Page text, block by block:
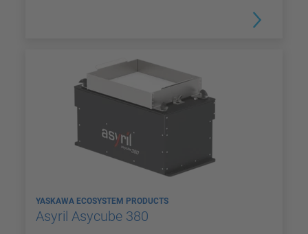
YASKAWA ECOSYSTEM PRODUCTS
Asyril Asycube 380